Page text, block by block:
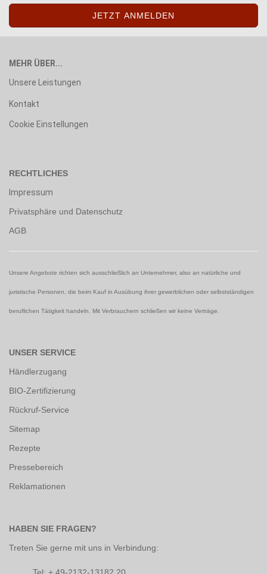
MEHR ÜBER...
Unsere Leistungen
Kontakt
Cookie Einstellungen
RECHTLICHES
Impressum
Privatsphäre und Datenschutz
AGB
Unsere Angebote richten sich ausschließlich an Unternehmer, also an natürliche und
juristische Personen, die beim Kauf in Ausübung ihrer gewerblichen oder selbstständigen
beruflichen Tätigkeit handeln. Mit Verbrauchern schließen wir keine Verträge.
UNSER SERVICE
Händlerzugang
BIO-Zertifizierung
Rückruf-Service
Sitemap
Rezepte
Pressebereich
Reklamationen
HABEN SIE FRAGEN?
Treten Sie gerne mit uns in Verbindung: